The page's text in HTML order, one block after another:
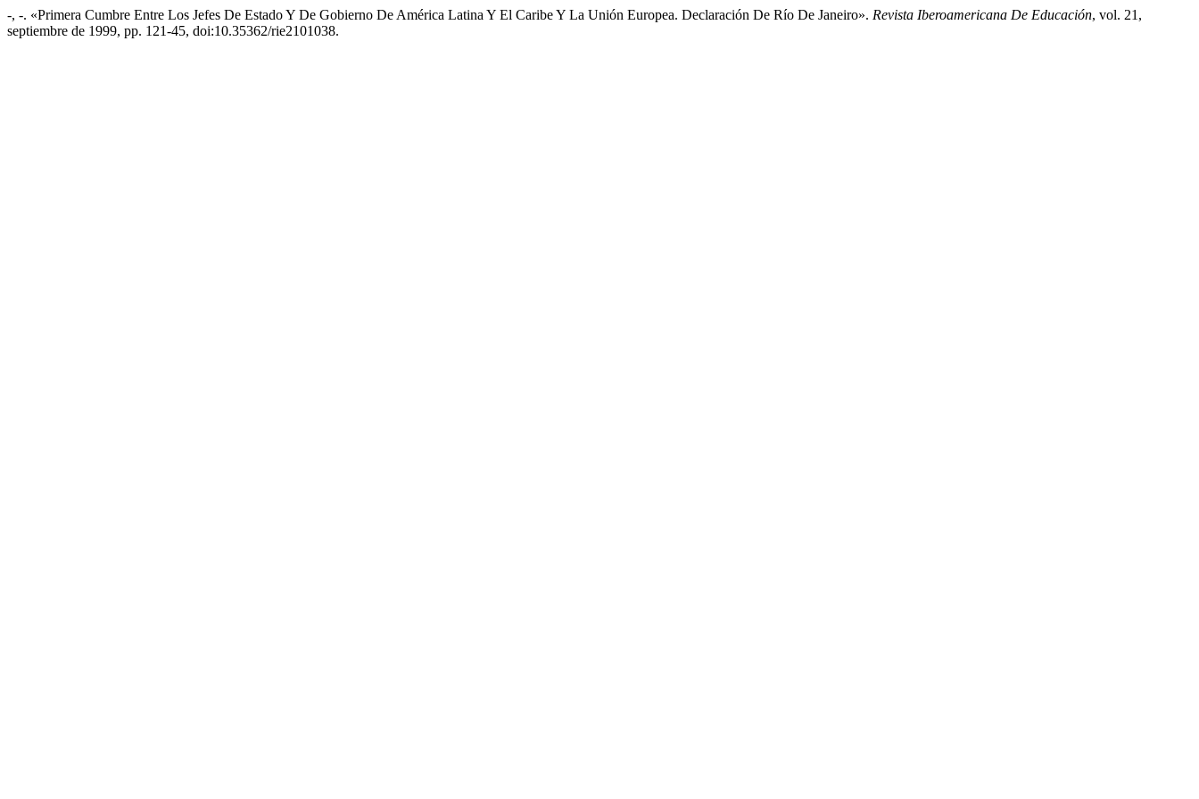
-, -. «Primera Cumbre Entre Los Jefes De Estado Y De Gobierno De América Latina Y El Caribe Y La Unión Europea. Declaración De Río De Janeiro». Revista Iberoamericana De Educación, vol. 21,
septiembre de 1999, pp. 121-45, doi:10.35362/rie2101038.